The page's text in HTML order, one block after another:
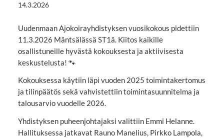
14.3.2026
Uudenmaan Ajokoirayhdistyksen vuosikokous pidettiin
11.3.2026 Mäntsälässä ST1ä. Kiitos kaikille
osallistuneille hyvästä kokouksesta ja aktiivisesta
keskustelusta! 🐾
Kokouksessa käytiin läpi vuoden 2025 toimintakertomus
ja tilinpäätös sekä vahvistettiin toimintasuunnitelma ja
talousarvio vuodelle 2026.
Yhdistyksen puheenjohtajaksi valittiin Emmi Helanne.
Hallituksessa jatkavat Rauno Manelius, Pirkko Lampola,